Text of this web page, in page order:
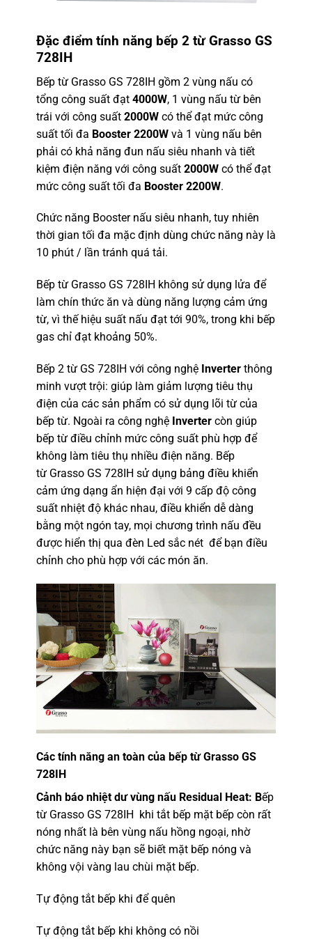
Đặc điểm tính năng bếp 2 từ Grasso GS
728IH
Bếp từ Grasso GS 728IH gồm 2 vùng nấu có
tổng công suất đạt 4000W, 1 vùng nấu từ bên
trái với công suất 2000Wcó thể đạt mức công
suất tối đa Booster 2200Wvà 1 vùng nấu bên
phải có khả năng đun nấu siêu nhanh và tiết
kiệm điện năng với công suất 2000Wcó thể đạt
mức công suất tối đa Booster 2200W.
Chức năng Booster nấu siêu nhanh, tuy nhiên
thời gian tối đa mặc định dùng chức năng này là
10 phút / lần tránh quá tải.
Bếp từ Grasso GS 728IH không sử dụng lửa để
làm chín thức ăn và dùng năng lượng cảm ứng
từ, vì thế hiệu suất nấu đạt tới 90%, trong khi bếp
gas chỉ đạt khoảng 50%.
Bếp 2 từ GS 728IH với công nghệ Inverterthông
minh vượt trội: giúp làm giảm lượng tiêu thụ
điện của các sản phẩm có sử dụng lõi từ của
bếp từ. Ngoài ra công nghệ Invertercòn giúp
bếp từ điều chỉnh mức công suất phù hợp để
không làm tiêu thụ nhiều điện năng. Bếp
từ Grasso GS 728IH sử dụng bảng điều khiển
cảm ứng dạng ẩn hiện đại với 9 cấp độ công
suất nhiệt độ khác nhau, điều khiển dễ dàng
bằng một ngón tay, mọi chương trình nấu đều
được hiển thị qua đèn Led sắc nét để bạn điều
chỉnh cho phù hợp với các món ăn.
Các tính năng an toàn của bếp từ Grasso GS
728IH
Cảnh báo nhiệt dư vùng nấu Residual Heat: Bếp
từ Grasso GS 728IH khi tắt bếp mặt bếp còn rất
nóng nhất là bên vùng nấu hồng ngoại, nhờ
chức năng này bạn sẽ biết mặt bếp nóng và
không vội vàng lau chùi mặt bếp.
Tự động tắt bếp khi để quên
Tự động tắt bếp khi không có nồi